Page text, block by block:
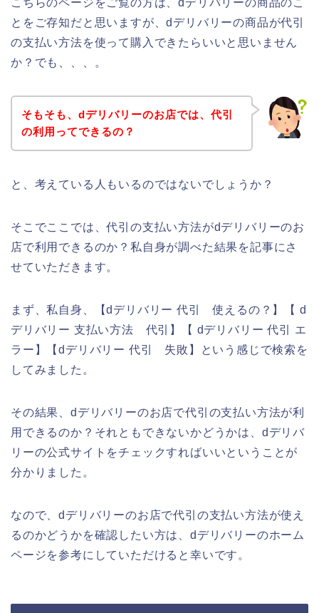
こちらのページをご覧の方は、dデリバリーの商品のこ
とをご存知だと思いますが、dデリバリーの商品が代引
の支払い方法を使って購入できたらいいと思いません
か？でも、、、。
そもそも、dデリバリーのお店では、代引
の利用ってできるの？
と、考えている人もいるのではないでしょうか？
そこでここでは、代引の支払い方法がdデリバリーのお
店で利用できるのか？私自身が調べた結果を記事にさ
せていただきます。
まず、私自身、【dデリバリー 代引 使えるの？】【 d
デリバリー 支払い方法 代引】【 dデリバリー 代引 エ
ラー】【dデリバリー 代引 失敗】という感じで検索を
してみました。
その結果、dデリバリーのお店で代引の支払い方法が利
用できるのか？それともできないかどうかは、dデリバ
リーの公式サイトをチェックすればいいということが
分かりました。
なので、dデリバリーのお店で代引の支払い方法が使え
るのかどうかを確認したい方は、dデリバリーのホーム
ページを参考にしていただけると幸いです。